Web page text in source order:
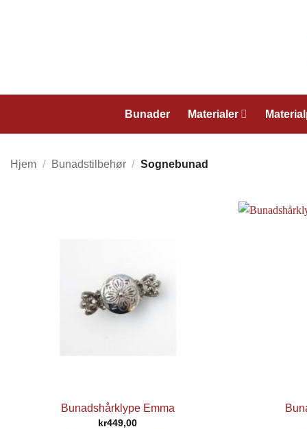
Bunader Materialer
Hjem / Bunadstilbehør / Sognebunad
Bunadshårklype Emma
kr449,00